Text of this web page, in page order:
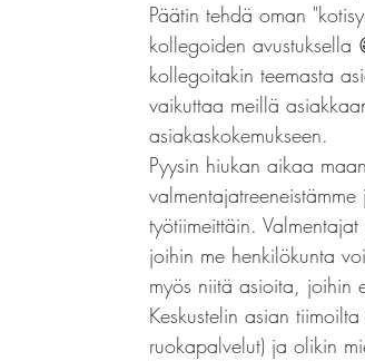
Päätin tehdä oman
kollegoiden avustuksella
kollegoitakin teemasta
vaikuttaa meillä
asiakaskokemukseen.
Pyysin hiukan aikaa
työtiimeittäin.
joihin me henkilökunta
myös niitä asioita, joihin
Keskustelin asian
ruokapalvelut) ja olikin